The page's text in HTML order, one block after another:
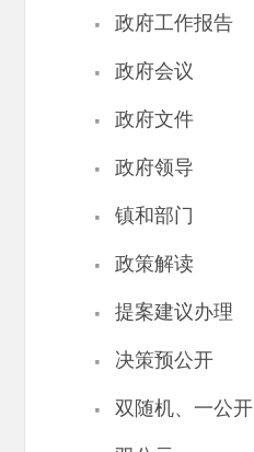
· 政府工作报告
· 政府会议
· 政府文件
· 政府领导
· 镇和部门
· 政策解读
· 提案建议办理
· 决策预公开
· 双随机、一公开